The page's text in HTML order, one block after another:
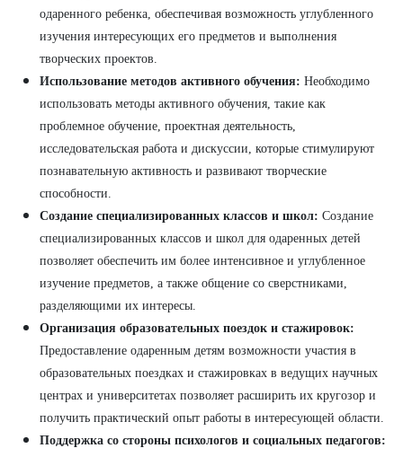
одаренного ребенка, обеспечивая возможность углубленного
изучения интересующих его предметов и выполнения
творческих проектов.
Использование методов активного обучения: Необходимо
использовать методы активного обучения, такие как
проблемное обучение, проектная деятельность,
исследовательская работа и дискуссии, которые стимулируют
познавательную активность и развивают творческие
способности.
Создание специализированных классов и школ: Создание
специализированных классов и школ для одаренных детей
позволяет обеспечить им более интенсивное и углубленное
изучение предметов, а также общение со сверстниками,
разделяющими их интересы.
Организация образовательных поездок и стажировок:
Предоставление одаренным детям возможности участия в
образовательных поездках и стажировках в ведущих научных
центрах и университетах позволяет расширить их кругозор и
получить практический опыт работы в интересующей области.
Поддержка со стороны психологов и социальных педагогов: